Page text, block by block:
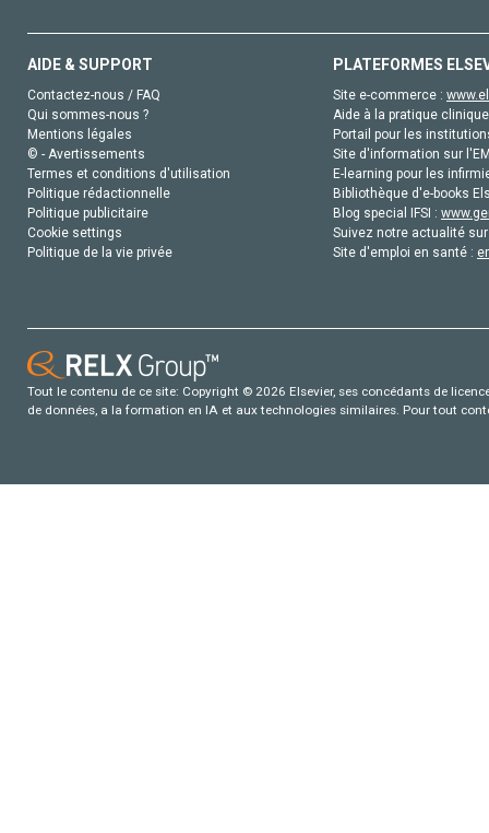
AIDE & SUPPORT
Contactez-nous / FAQ
Qui sommes-nous ?
Mentions légales
© - Avertissements
Termes et conditions d'utilisation
Politique rédactionnelle
Politique publicitaire
Cookie settings
Politique de la vie privée
PLATEFORMES
Site e-commerce :
Aide à la pratique
Portail pour les
Site d'information sur
E-learning pour les
Bibliothèque d'e-books
Blog special IFSI :
Suivez notre actualité
Site d'emploi en santé :
Tout le contenu de ce site: Copyright © 2026 Elsevier, ses concédants de
de données, a la formation en IA et aux technologies similaires. Pour tout